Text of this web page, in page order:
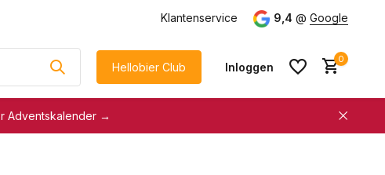
Klantenservice 9,4 @ Google
Hellobier Club Inloggen
0
Adventskalender →